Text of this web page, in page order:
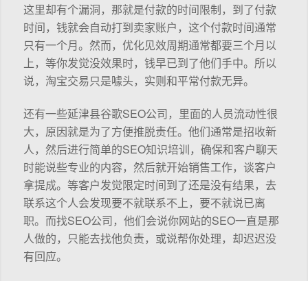
这里却有个漏洞，那就是付款的时间限制，到了付款
时间，钱就会自动打到卖家账户，这个付款时间通常
只有一个月。然而，优化见效周期通常都要三个月以
上，等你发觉没效果时，钱早已到了他们手中。所以
说，淘宝交易只是噱头，实则和平常付款无异。
还有一些延津县谷歌SEO公司，里面的人员流动性很
大，原因就是为了方便推脱责任。他们通常是招收新
人，然后进行简单的SEO知识培训，确保和客户聊天
时能说些专业的内容，然后就开始销售工作，谈客户
拿提成。等客户发觉限定时间到了还是没有结果，去
联系这个人会发现要不就联系不上，要不就说已离
职。而找SEO公司，他们会说你网站的SEO一直是那
人做的，只能去找他负责，或说帮你处理，却迟迟没
有回应。